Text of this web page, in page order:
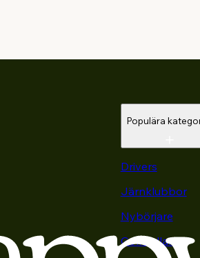
Populära
Drivers
Järnklubbor
Nybörjare
Golfbollar